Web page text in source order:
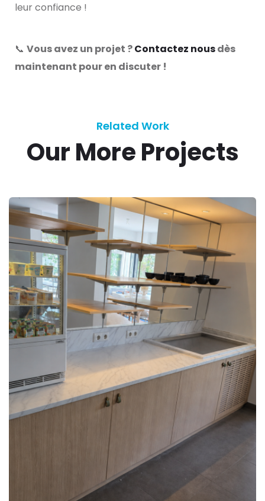
leur confiance !
📞 Vous avez un projet ?Contactez nousdès
maintenant pour en discuter !
Related Work
Our More Projects